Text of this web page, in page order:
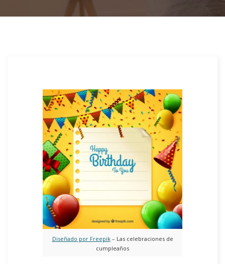
Diseñado por Freepik– Las celebraciones de
cumpleaños